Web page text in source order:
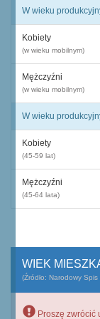
W wieku
Kobiety
(w wieku mobilnym)
Mężczyźni
(w wieku mobilnym)
W wieku
Kobiety
(45-59 lat)
Mężczyźni
(45-64 lata)
WIEK
(Źródło: Narodowy
Proszę zwrócić